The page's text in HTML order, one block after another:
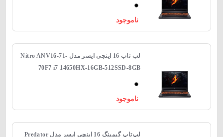
ناموجود
لپ‌ تاپ 16 اینچی ایسر مدل Nitro ANV16-71-
70F7 i7 14650HX-16GB-512SSD-8GB
ناموجود
لپ‌تاپ گیمینگ 16 اینچی ایسر مدل Predator